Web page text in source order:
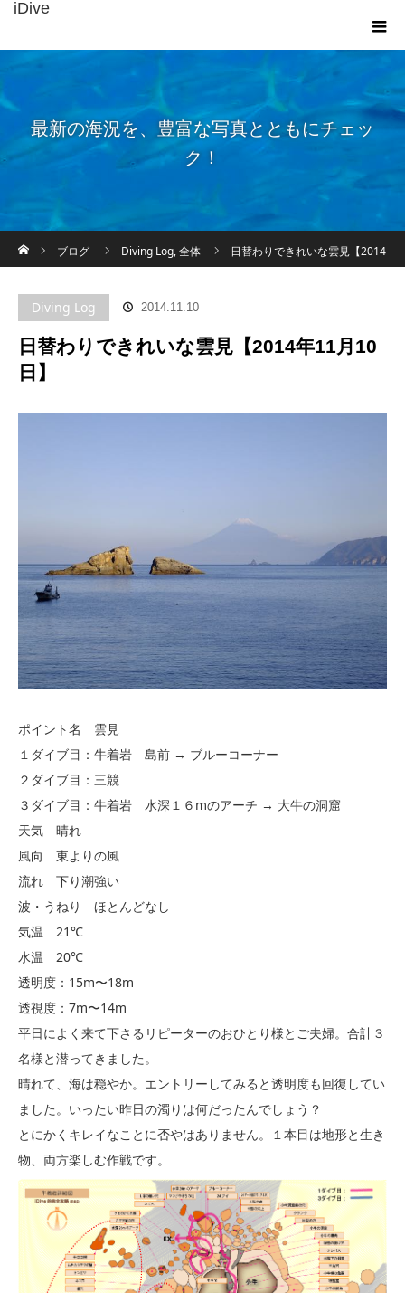
iDive
最新の海況を、豊富な写真とともにチェッ
ク！
ブログ
Diving Log,全体 日替わりできれいな雲見【2014
Diving Log 2014.11.10
日替わりできれいな雲見【2014年11月10
日】
ポイント名 雲見
１ダイブ目：牛着岩 島前 → ブルーコーナー
２ダイブ目：三競
３ダイブ目：牛着岩 水深１６mのアーチ → 大牛の洞窟
天気 晴れ
風向 東よりの風
流れ 下り潮強い
波・うねり ほとんどなし
気温 21℃
水温 20℃
透明度：15m〜18m
透視度：7m〜14m
平日によく来て下さるリピーターのおひとり様とご夫婦。合計３
名様と潜ってきました。
晴れて、海は穏やか。エントリーしてみると透明度も回復してい
ました。いったい昨日の濁りは何だったんでしょう？
とにかくキレイなことに否やはありません。１本目は地形と生き
物、両方楽しむ作戦です。